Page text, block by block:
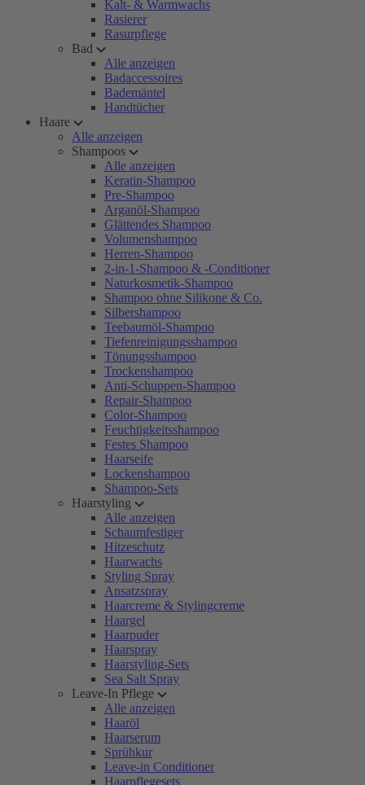
Kalt- & Warmwachs
Rasierer
Rasurpflege
Bad
Alle anzeigen
Badaccessoires
Bademäntel
Handtücher
Haare
Alle anzeigen
Shampoos
Alle anzeigen
Keratin-Shampoo
Pre-Shampoo
Arganöl-Shampoo
Glättendes Shampoo
Volumenshampoo
Herren-Shampoo
2-in-1-Shampoo & -Conditioner
Naturkosmetik-Shampoo
Shampoo ohne Silikone & Co.
Silbershampoo
Teebaumöl-Shampoo
Tiefenreinigungsshampoo
Tönungsshampoo
Trockenshampoo
Anti-Schuppen-Shampoo
Repair-Shampoo
Color-Shampoo
Feuchtigkeitsshampoo
Festes Shampoo
Haarseife
Lockenshampoo
Shampoo-Sets
Haarstyling
Alle anzeigen
Schaumfestiger
Hitzeschutz
Haarwachs
Styling Spray
Ansatzspray
Haarcreme & Stylingcreme
Haargel
Haarpuder
Haarspray
Haarstyling-Sets
Sea Salt Spray
Leave-In Pflege
Alle anzeigen
Haaröl
Haarserum
Sprühkur
Leave-in Conditioner
Haarpflegesets